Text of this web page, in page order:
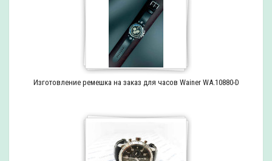
Изготовление ремешка на заказ для часов Wainer WA.10880-D